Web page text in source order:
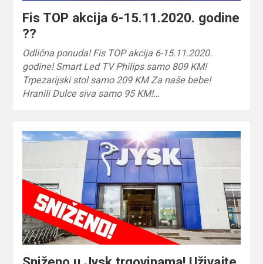
Fis TOP akcija 6-15.11.2020. godine
??
Odlična ponuda! Fis TOP akcija 6-15.11.2020.
godine! Smart Led TV Philips samo 809 KM!
Trpezarijski stol samo 209 KM Za naše bebe!
Hranili Dulce siva samo 95 KM!…